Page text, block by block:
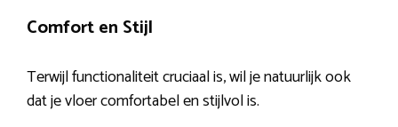
Comfort en Stijl
Terwijl functionaliteit cruciaal is, wil je natuurlijk ook
dat je vloer comfortabel en stijlvol is.